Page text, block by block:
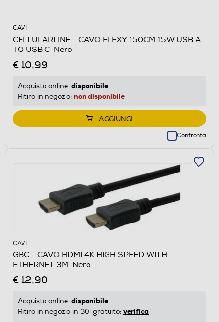
CAVI
CELLULARLINE - CAVO FLEXY 150CM 15W USB A
TO USB C-Nero
€ 10,99
Acquisto online: disponibile
Ritiro in negozio: non disponibile
AGGIUNGI
Confronta
CAVI
GBC - CAVO HDMI 4K HIGH SPEED WITH
ETHERNET 3M-Nero
€ 12,90
Acquisto online: disponibile
Ritiro in negozio in 30' gratuito: verifica